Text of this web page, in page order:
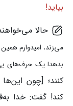
بیاید!
حالا
می‌زند، امیدوارم
بدهد! یک حرف‌های
کنند؛ [چون
کند! گفت: خدا